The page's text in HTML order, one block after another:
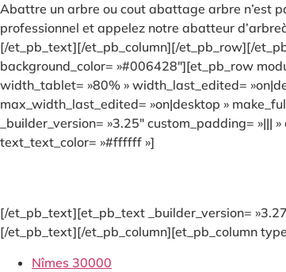
Abattre un arbre ou cout abattage arbre n’est
professionnel et appelez notre abatteur
[/et_pb_text][/et_pb_column][/et_pb_row][/
background_color= »#006428″][et_pb_row
width_tablet= »80% » width_last_edited=
max_width_last_edited= »on|desktop »
_builder_version= »3.25″ custom_padding= »|||
text_text_color= »#ffffff »]
[/et_pb_text][et_pb_text _builder_version=
[/et_pb_text][/et_pb_column][et_pb_column
Nîmes 30000